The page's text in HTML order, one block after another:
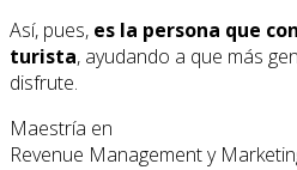
Así, pues, es la persona que
turista, ayudando a que más
disfrute.
Maestría en
Revenue Management y